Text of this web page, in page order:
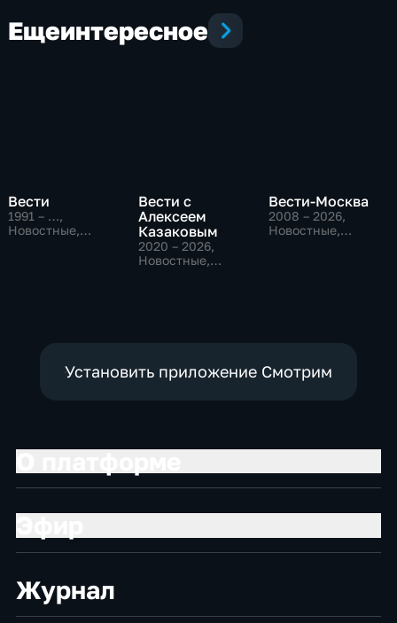
Ещеинтересное
Вести
1991 – …,
Новостные,
Вести с
Алексеем
Казаковым
2020 – 2026,
Новостные,
Вести-Москва
2008 – 2026,
Новостные,
Установить приложение Смотрим
Журнал